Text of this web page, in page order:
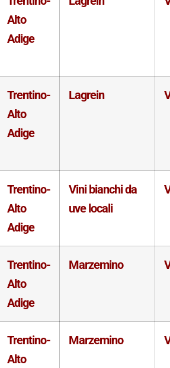
Alto
Adige
Trentino-
Alto
Adige
Lagrein
Trentino-
Alto
Adige
Vini bianchi da
uve locali
Trentino-
Alto
Adige
Marzemino
Trentino-
Alto
Marzemino